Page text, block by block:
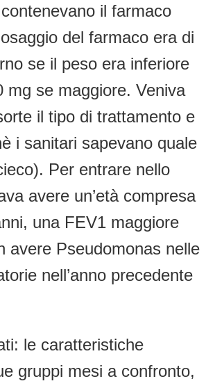
il farmaco
del farmaco era di
se il peso era inferiore
mg se maggiore. Veniva
il tipo di trattamento e
i sanitari sapevano quale
Per entrare nello
avere un’età compresa
una FEV1 maggiore
avere Pseudomonas nelle
nell’anno precedente
le caratteristiche
gruppi mesi a confronto,